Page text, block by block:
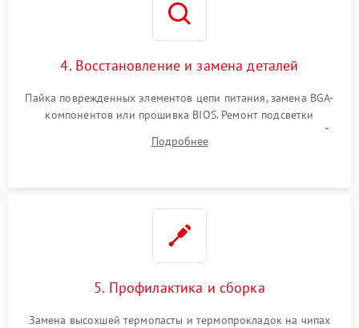
4. Восстановление и замена деталей
Пайка поврежденных элементов цепи питания, замена BGA-
компонентов или прошивка BIOS. Ремонт подсветки
матрицы, замена неисправного накопителя на скоростной
SSD или установка новых модулей памяти.
Подробнее
5. Профилактика и сборка
Замена высохшей термопасты и термопрокладок на чипах